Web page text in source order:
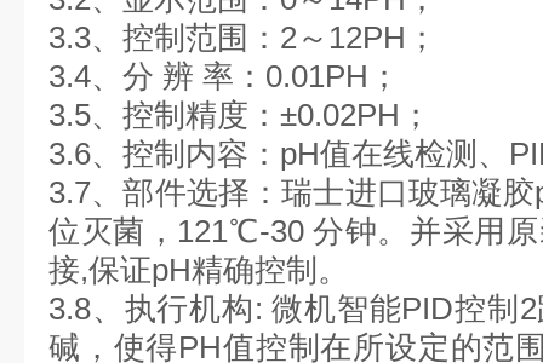
3.3、控制范围：2～12PH；
3.4、分 辨 率：0.01PH；
3.5、控制精度：±0.02PH；
3.6、控制内容：pH值在线检测、
3.7、部件选择：瑞士进口玻璃凝
位灭菌，121℃-30 分钟。并采用
接,保证pH精确控制。
3.8、执行机构: 微机智能PID控制
碱，使得PH值控制在所设定的范